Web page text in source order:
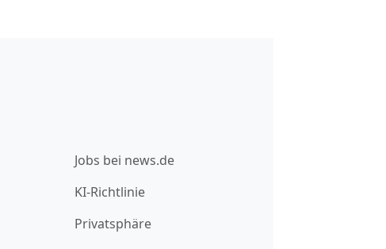
Jobs bei news.de
KI-Richtlinie
Privatsphäre